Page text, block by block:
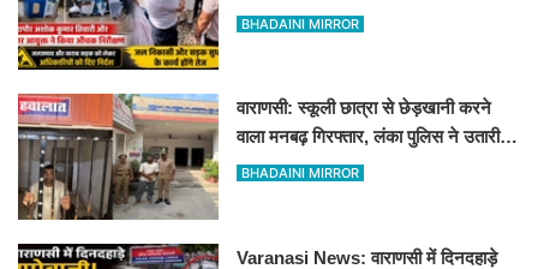
किया औचक निरीक्षण
BHADAINI MIRROR
वाराणसी: स्कूली छात्रा से छेड़खानी करने
वाला मनबढ़ गिरफ्तार, लंका पुलिस ने उतारी
हीरोपंती
BHADAINI MIRROR
Varanasi News: वाराणसी में दिनदहाड़े